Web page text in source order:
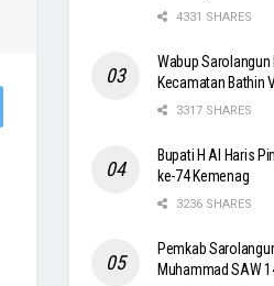
4331 SHARES
Wabup
Kecamatan Bathin
3317 SHARES
Bupati H Al Haris
ke-74 Kemenag
3236 SHARES
Pemkab
Muhammad SAW